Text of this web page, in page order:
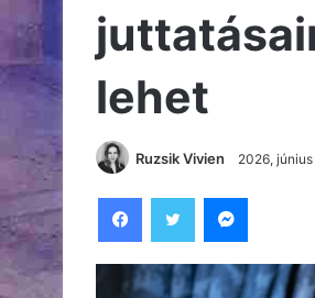
lehet
Ruzsik Vivien 2026,